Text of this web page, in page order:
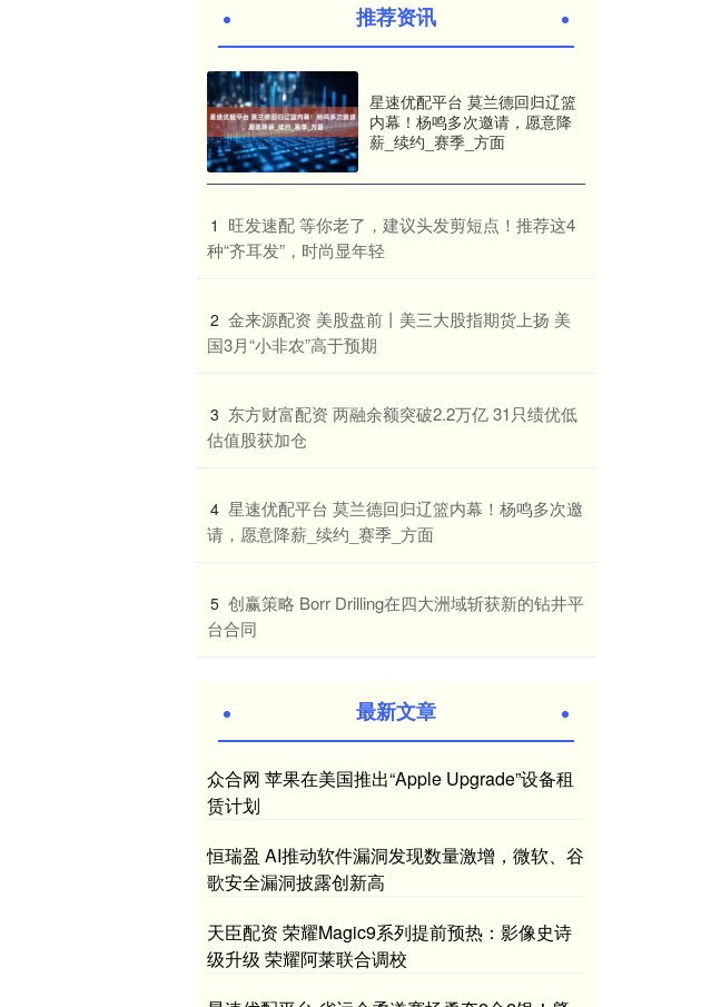
推荐资讯
星速优配平台 莫兰德回归辽篮
内幕！杨鸣多次邀请，愿意降
薪_续约_赛季_方面
1 ​旺发速配 等你老了，建议头发剪短点！推荐这4
种“齐耳发”，时尚显年轻
2 ​金来源配资 美股盘前丨美三大股指期货上扬 美
国3月“小非农”高于预期
3 ​东方财富配资 两融余额突破2.2万亿 31只绩优低
估值股获加仓
4 ​星速优配平台 莫兰德回归辽篮内幕！杨鸣多次邀
请，愿意降薪_续约_赛季_方面
5 ​创赢策略 Borr Drilling在四大洲域斩获新的钻井平
台合同
最新文章
众合网 苹果在美国推出“Apple Upgrade”设备租
赁计划
恒瑞盈 AI推动软件漏洞发现数量激增，微软、谷
歌安全漏洞披露创新高
天臣配资 荣耀Magic9系列提前预热：影像史诗
级升级 荣耀阿莱联合调校